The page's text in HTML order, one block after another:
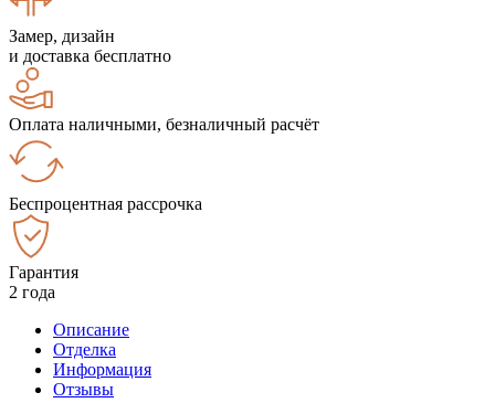
Замер, дизайн
и доставка бесплатно
Оплата наличными, безналичный расчёт
Беспроцентная рассрочка
Гарантия
2 года
Описание
Отделка
Информация
Отзывы